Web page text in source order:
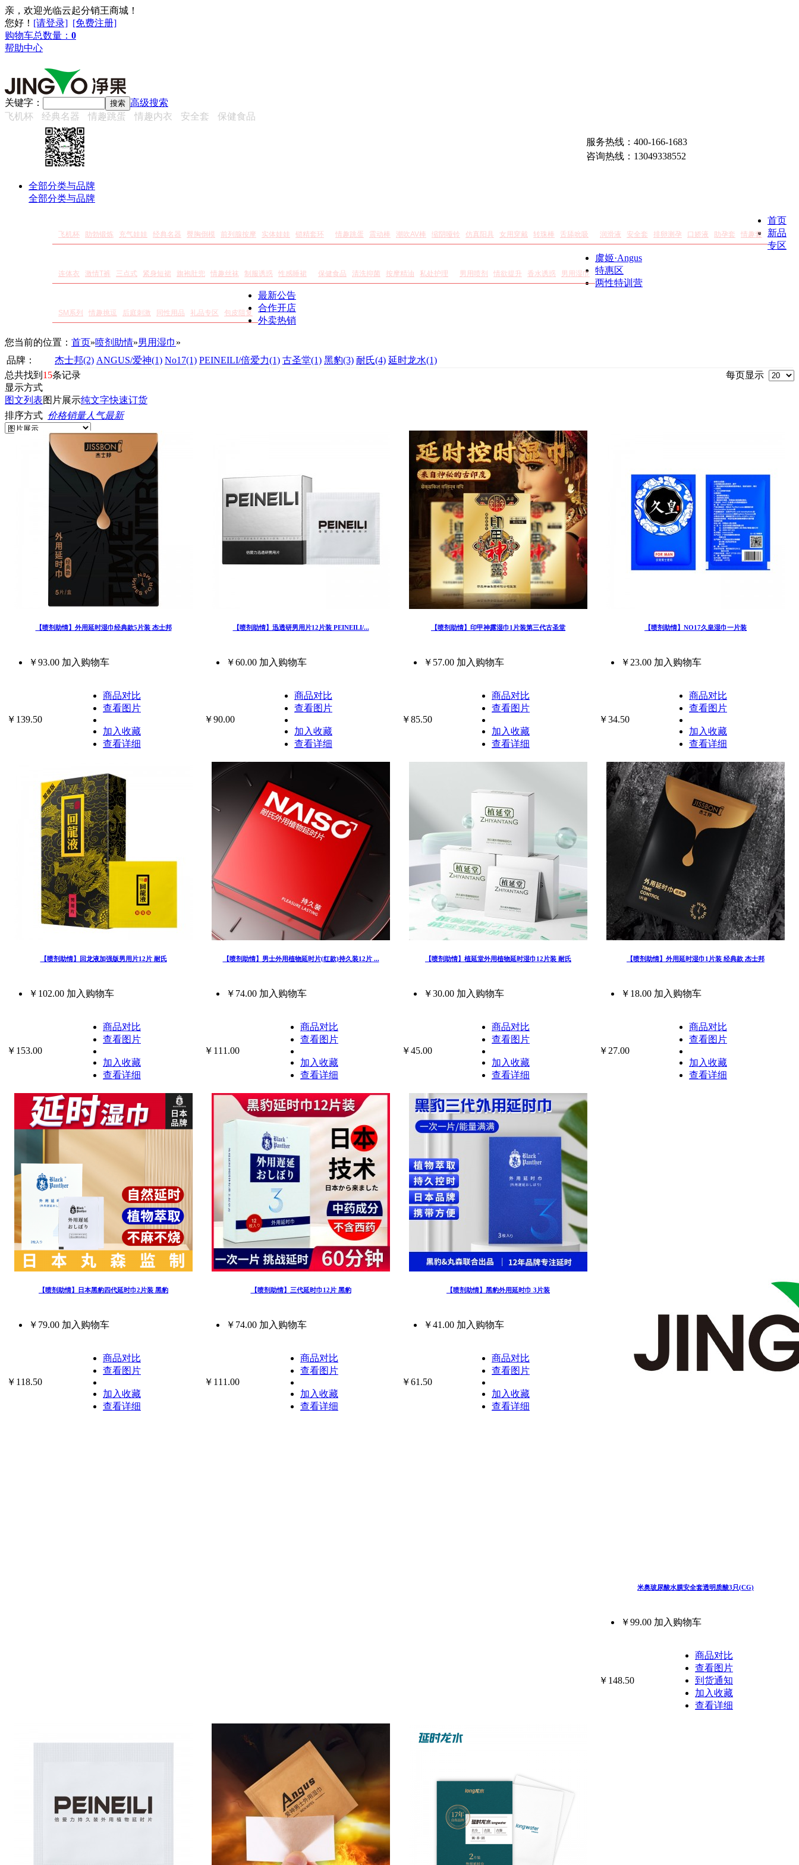
亲，欢迎光临云起分销王商城！
您好 ！ [请登录] [免费注册]
购物车总数量： 0
帮助中心
关键字：
高级搜索
飞机杯
经典名器 情趣跳蛋 情趣内衣 安全套 保健食品
服务热线：400-166-1683
咨询热线：13049338552
全部分类与品牌
全部分类与品牌
飞机杯 助勃锻炼 充气娃娃 经典名器 臀胸倒模 前列腺按摩 实体娃娃 锁精套环 情趣跳蛋 震动棒 潮吹AV棒 缩阴哑铃 仿真阳具 女用穿戴 转珠棒 舌舔吮吸 润滑液 安全套 排卵测孕 口娇液 助孕套 情趣套
连体衣 激情T裤 三点式 紧身短裙 旗袍肚兜 情趣丝袜 制服诱惑 性感睡裙 保健食品 清洗抑菌 按摩精油 私处护理 男用喷剂 情欲提升 香水诱惑 男用湿巾
SM系列 情趣挑逗 后庭刺激 同性用品 礼品专区 包皮阻复
首页
新品
专区
虞姬·Angus
特惠区
两性特训营
最新公告
合作开店
外卖热销
您当前的位置： 首页»喷剂助情»男用湿巾 »
品牌：
杰士邦(2) ANGUS/爱神(1) No17(1) PEINEILI/倍爱力(1) 古圣堂(1) 黑豹(3) 耐氏(4) 延时龙水(1)
总共找到 15条记录
每页显示
显示方式
图文列表图片展示纯文字快速订货
排序方式 价格销量人气最新
【喷剂助情】外用延时湿巾经典款5片装 杰士邦
￥93.00 加入购物车
￥139.50
商品对比
查看图片
加入收藏
查看详细
【喷剂助情】迅透研男用片12片装 PEINEILI/...
￥60.00 加入购物车
￥90.00
商品对比
查看图片
加入收藏
查看详细
【喷剂助情】印甲神露湿巾1片装第三代古圣堂
￥57.00 加入购物车
￥85.50
商品对比
查看图片
加入收藏
查看详细
【喷剂助情】NO17久皇湿巾一片装
￥23.00 加入购物车
￥34.50
商品对比
查看图片
加入收藏
查看详细
【喷剂助情】回龙液加强版男用片12片 耐氏
￥102.00 加入购物车
￥153.00
商品对比
查看图片
加入收藏
查看详细
【喷剂助情】男士外用植物延时片(红款)持久装12片 ...
￥74.00 加入购物车
￥111.00
商品对比
查看图片
加入收藏
查看详细
【喷剂助情】植延堂外用植物延时湿巾12片装 耐氏
￥30.00 加入购物车
￥45.00
商品对比
查看图片
加入收藏
查看详细
【喷剂助情】外用延时湿巾1片装 经典款 杰士邦
￥18.00 加入购物车
￥27.00
商品对比
查看图片
加入收藏
查看详细
【喷剂助情】日本黑豹四代延时巾2片装 黑豹
￥79.00 加入购物车
￥118.50
商品对比
查看图片
加入收藏
查看详细
【喷剂助情】三代延时巾12片 黑豹
￥74.00 加入购物车
￥111.00
商品对比
查看图片
加入收藏
查看详细
【喷剂助情】黑豹外用延时巾 3片装
￥41.00 加入购物车
￥61.50
商品对比
查看图片
加入收藏
查看详细
米奥玻尿酸水膜安全套透明质酸3只(CG)
￥99.00 加入购物车
￥148.50
商品对比
查看图片
到货通知
加入收藏
查看详细